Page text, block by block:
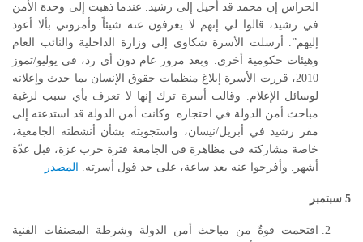
الحراس إن محمد قد أحيل إلى رشيد. عندما ذهبت إلى وحدة الأمن
في رشيد، قالوا لي إنهم لا يعرفون عنه شيئاً وأمروني بألا أعود
إليهم”. أرسلت الأسرة شكاوى إلى وزارة الداخلية والنائب العام
وهيئات حكومية أخرى. وبعد مرور عام دون أي رد، في يوليو/تموز
2010، قررت الأسرة إبلاغ منظمات حقوق الإنسان بما حدث وإعلانه
لوسائل الإعلام. وقالت أسرة ترك إنها لا تعرف بأي سبب لرغبة
مباحث أمن الدولة في احتجازه. وكانت أمن الدولة قد استدعته إلى
مقر رشيد في أبريل/نيسان، واستجوبته بشأن أنشطته الجامعية،
خاصة مشاركته في مظاهرة في الجامعة فترة حرب غزة، قبل عدّة
أشهر. وأفرجوا عنه بعد ساعة، على حد قول أسرته.
المصدر
5 سبتمبر
اقتحمت قوةٌ من مباحث أمن الدولة وشرطة المصنفات الفنية